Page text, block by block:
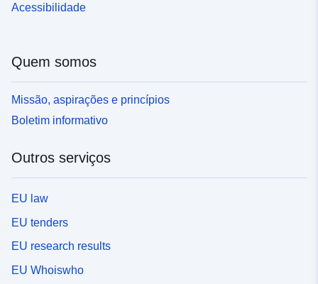
Acessibilidade
Quem somos
Missão, aspirações e princípios
Boletim informativo
Outros serviços
EU law
EU tenders
EU research results
EU Whoiswho